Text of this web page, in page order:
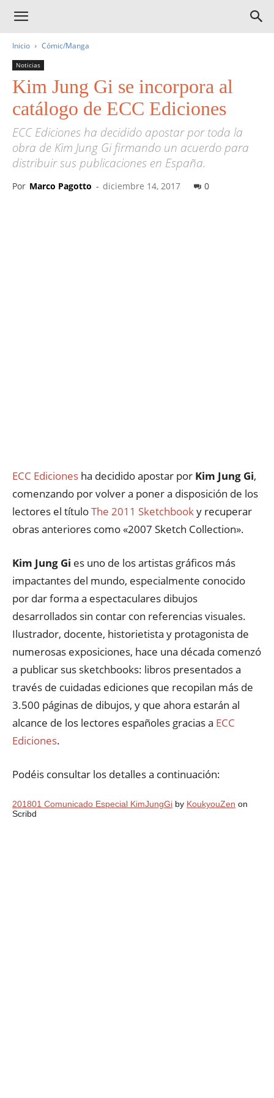
Inicio Cómic/Manga
Noticias
Kim Jung Gi se incorpora al
catálogo de ECC Ediciones
ECC Ediciones ha decidido apostar por toda la
obra de Kim Jung Gi firmando un acuerdo para
distribuir sus publicaciones en España.
Por Marco Pagotto - diciembre 14, 2017 0
ECC Ediciones ha decidido apostar por Kim Jung Gi,
comenzando por volver a poner a disposición de los
lectores el títuloThe 2011 Sketchbooky recuperar
obras anteriores como «2007 Sketch Collection».
Kim Jung Gi es uno de los artistas gráficos más
impactantes del mundo, especialmente conocido
por dar forma a espectaculares dibujos
desarrollados sin contar con referencias visuales.
Ilustrador, docente, historietista y protagonista de
numerosas exposiciones, hace una década comenzó
a publicar sus sketchbooks: libros presentados a
través de cuidadas ediciones que recopilan más de
3.500 páginas de dibujos, y que ahora estarán al
alcance de los lectores españoles gracias a ECC
Ediciones.
Podéis consultar los detalles a continuación:
201801 Comunicado Especial KimJungGi by KoukyouZen on
Scribd